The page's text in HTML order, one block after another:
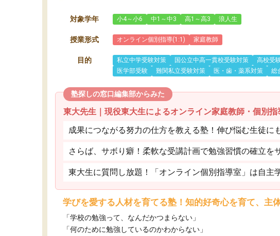
対象学年 小4～小6 中1～中3 高1～高3 浪人生
授業形式 オンライン個別指導(1:1) 家庭教師
目的 私立中学受験対策 国公立中高一貫校受験対策 高校受
医学部受験
難関私立受験対策 医・歯・薬系対策 総
塾探しの窓口編集部からみた
東大先生｜現役東大生によるオンライン家庭教師・個別指
成果につながる努力の仕方を教える塾！伸び悩む生徒に
さらば、サボり癖！柔軟な受講計画で勉強習慣の確立を
東大生に質問し放題！「オンライン個別指導室」は自主
学びを愛する人材を育てる塾！知的好奇心を育て、主
「学校の勉強って、なんだかつまらない」
「何のために勉強しているのかわからない」